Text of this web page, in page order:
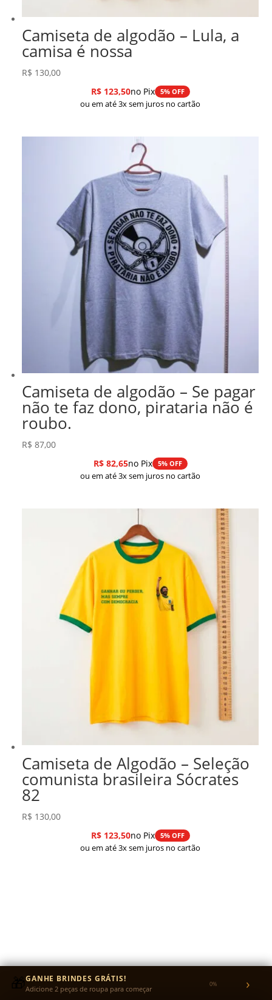
Camiseta de algodão – Lula, a
camisa é nossa
R$ 130,00
R$123,50no Pix 5% OFF
ou em até 3x sem juros no cartão
Camiseta de algodão – Se pagar
não te faz dono, pirataria não é
roubo.
R$ 87,00
R$82,65no Pix 5% OFF
ou em até 3x sem juros no cartão
Camiseta de Algodão – Seleção
comunista brasileira Sócrates
82
R$ 130,00
R$123,50no Pix 5% OFF
ou em até 3x sem juros no cartão
🎁GANHE BRINDES GRÁTIS!
Adicione 2 peças de roupa para começar 0% ›